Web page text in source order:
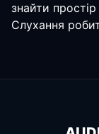
знайти
Слухання